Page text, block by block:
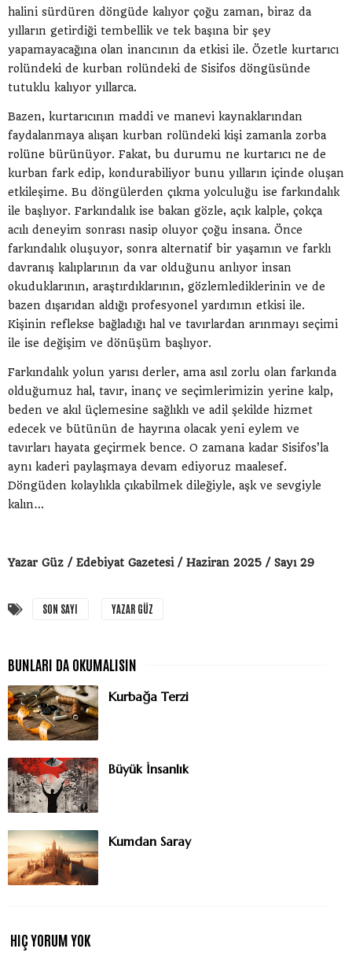
halini sürdüren döngüde kalıyor çoğu zaman, biraz da
yılların getirdiği tembellik ve tek başına bir şey
yapamayacağına olan inancının da etkisi ile. Özetle kurtarıcı
rolündeki de kurban rolündeki de Sisifos döngüsünde
tutuklu kalıyor yıllarca.
Bazen, kurtarıcının maddi ve manevi kaynaklarından
faydalanmaya alışan kurban rolündeki kişi zamanla zorba
rolüne bürünüyor. Fakat, bu durumu ne kurtarıcı ne de
kurban fark edip, kondurabiliyor bunu yılların içinde oluşan
etkileşime. Bu döngülerden çıkma yolculuğu ise farkındalık
ile başlıyor. Farkındalık ise bakan gözle, açık kalple, çokça
acılı deneyim sonrası nasip oluyor çoğu insana. Önce
farkındalık oluşuyor, sonra alternatif bir yaşamın ve farklı
davranış kalıplarının da var olduğunu anlıyor insan
okuduklarının, araştırdıklarının, gözlemlediklerinin ve de
bazen dışarıdan aldığı profesyonel yardımın etkisi ile.
Kişinin reflekse bağladığı hal ve tavırlardan arınmayı seçimi
ile ise değişim ve dönüşüm başlıyor.
Farkındalık yolun yarısı derler, ama asıl zorlu olan farkında
olduğumuz hal, tavır, inanç ve seçimlerimizin yerine kalp,
beden ve akıl üçlemesine sağlıklı ve adil şekilde hizmet
edecek ve bütünün de hayrına olacak yeni eylem ve
tavırları hayata geçirmek bence. O zamana kadar Sisifos’la
aynı kaderi paylaşmaya devam ediyoruz maalesef.
Döngüden kolaylıkla çıkabilmek dileğiyle, aşk ve sevgiyle
kalın…
Yazar Güz / Edebiyat Gazetesi / Haziran 2025 / Sayı 29
SON SAYI YAZAR GÜZ
Kurbağa Terzi
Büyük İnsanlık
Kumdan Saray
HIÇ YORUM YOK